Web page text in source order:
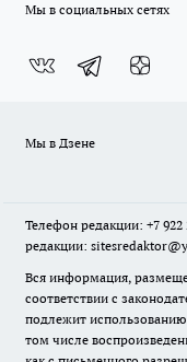
Мы в социальных сетях
Мы в Дзене
Телефон редакции: +7
редакции:
Вся информация,
соответствии с
подлежит
том числе